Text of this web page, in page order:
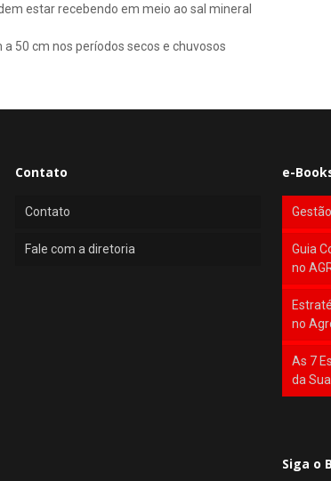
estar recebendo em meio ao sal mineral
50 cm nos períodos secos e chuvosos
Contato
Contato
Fale com a diretoria
e-
Guia
no
no
As 7
da
Siga o